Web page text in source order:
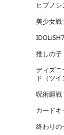
ヒプノシ
美少女戦
推しの子
ディズニ
ド（ツイ
呪術廻戦
カードキ
終わりの